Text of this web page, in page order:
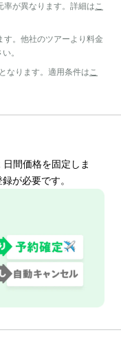
が異なります。詳細は こ
。他社のツアーより料金
。
ります。適用条件は こ
日間価格を固定しま
が必要です。